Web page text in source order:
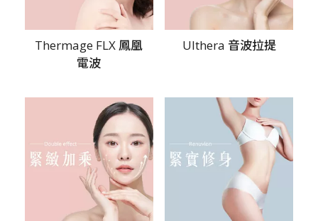
Thermage FLX 鳳凰
電波
Ulthera 音波拉提